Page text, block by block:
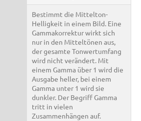
Bestimmt die Mittelton-
Helligkeit in einem Bild. Eine
Gammakorrektur wirkt sich
nur in den Mitteltönen aus,
der gesamte Tonwertumfang
wird nicht verändert. Mit
einem Gamma über 1 wird die
Ausgabe heller, bei einem
Gamma unter 1 wird sie
dunkler. Der Begriff Gamma
tritt in vielen
Zusammenhängen auf.